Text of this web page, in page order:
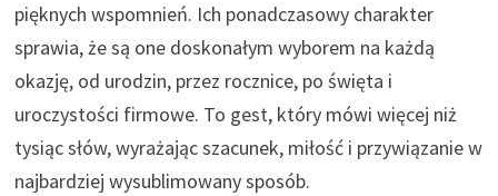
pięknych wspomnień. Ich ponadczasowy charakter
sprawia, że są one doskonałym wyborem na każdą
okazję, od urodzin, przez rocznice, po święta i
uroczystości firmowe. To gest, który mówi więcej niż
tysiąc słów, wyrażając szacunek, miłość i przywiązanie w
najbardziej wysublimowany sposób.